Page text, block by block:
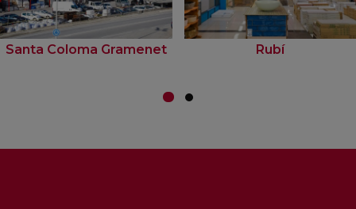
Santa Coloma Gramenet Rubí